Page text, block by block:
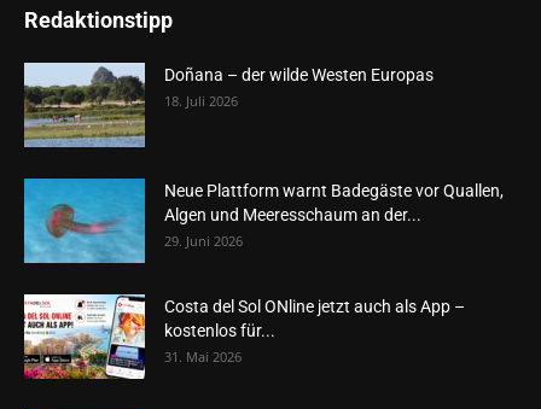
Redaktionstipp
Doñana – der wilde Westen Europas
18. Juli 2026
Neue Plattform warnt Badegäste vor Quallen,
Algen und Meeresschaum an der...
29. Juni 2026
Costa del Sol ONline jetzt auch als App –
kostenlos für...
31. Mai 2026